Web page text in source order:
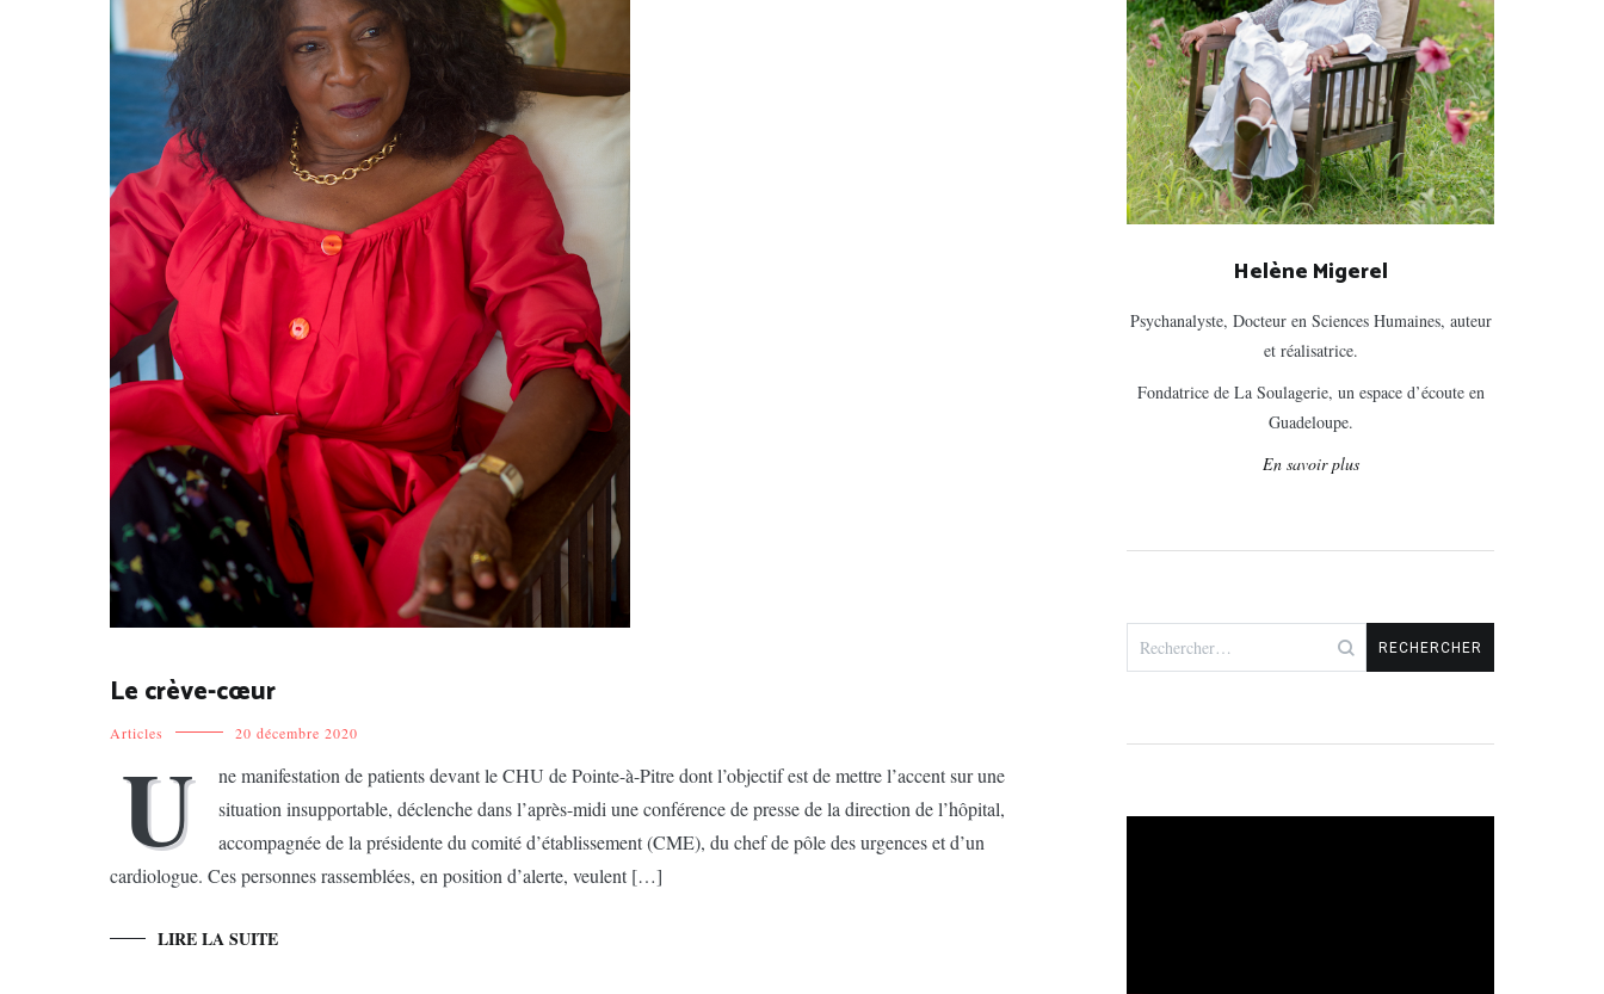
Le crève-cœur
Articles 20 décembre 2020
U
ne manifestation de patients devant le CHU de Pointe-à-Pitre dont l’objectif est de mettre l’accent sur une
situation insupportable, déclenche dans l’après-midi une conférence de presse de la direction de l’hôpital,
accompagnée de la présidente du comité d’établissement (CME), du chef de pôle des urgences et d’un
cardiologue. Ces personnes rassemblées, en position d’alerte, veulent […]
LIRE LA SUITE
Helène Migerel
Psychanalyste, Docteur en Sciences Humaines, auteur
et réalisatrice.
Fondatrice de La Soulagerie, un espace d’écoute en
Guadeloupe.
En savoir plus